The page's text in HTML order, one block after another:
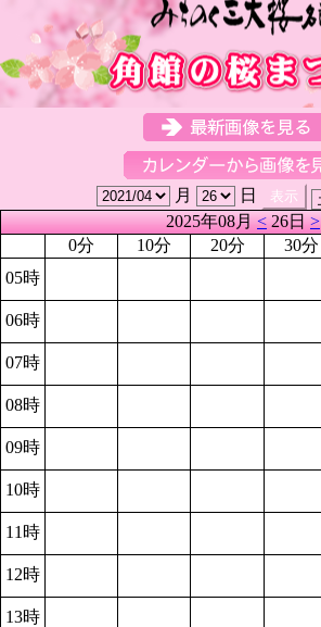
月
日
2025年08月<26日>
0分
10分 20分 30分
05時
06時
07時
08時
09時
10時
11時
12時
13時